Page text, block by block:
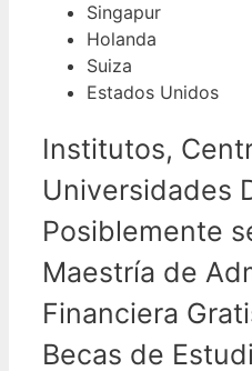
Singapur
Holanda
Suiza
Estados Unidos
Institutos,
Universidades
Posiblemente
Maestría de
Financiera
Becas de